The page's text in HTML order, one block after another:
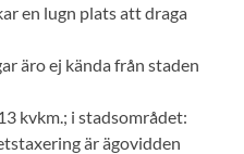
en lugn plats att draga
äro ej kända från staden
kvkm.; i stadsområdet:
är ägovidden